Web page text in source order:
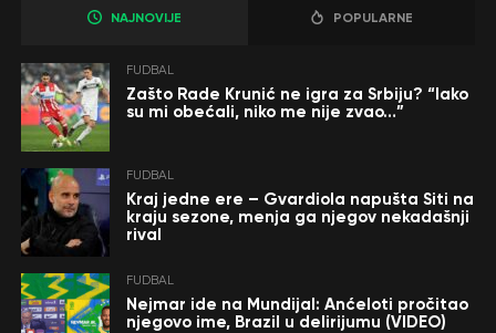
NAJNOVIJE POPULARNE
FUDBAL
Zašto Rade Krunić ne igra za Srbiju? “Iako
su mi obećali, niko me nije zvao…”
FUDBAL
Kraj jedne ere – Gvardiola napušta Siti na
kraju sezone, menja ga njegov nekadašnji
rival
FUDBAL
Nejmar ide na Mundijal: Anćeloti pročitao
njegovo ime, Brazil u delirijumu (VIDEO)